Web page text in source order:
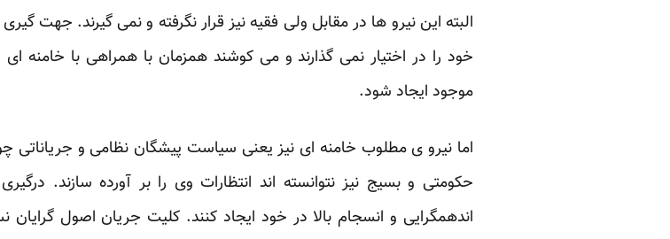
البته این نیرو ها در مقابل ولی فقیه نیز قرار نگرفته و نمی گیرند. جهت
خود را در اختیار نمی گذارند و می کوشند همزمان با همراهی با
موجود ایجاد شود.
اما نیرو ی مطلوب خامنه ای نیز یعنی سیاست پیشگان نظامی و جریاناتی
حکومتی و بسیج نیز نتوانسته اند انتظارات وی را بر آورده سازند.
اندهمگرایی و انسجام بالا در خود ایجاد کنند. کلیت جریان اصول